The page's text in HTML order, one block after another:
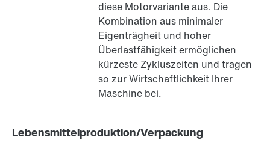
diese Motorvariante aus. Die
Kombination aus minimaler
Eigenträgheit und hoher
Überlastfähigkeit ermöglichen
kürzeste Zykluszeiten und tragen
so zur Wirtschaftlichkeit Ihrer
Maschine bei.
Lebensmittelproduktion/Verpackung